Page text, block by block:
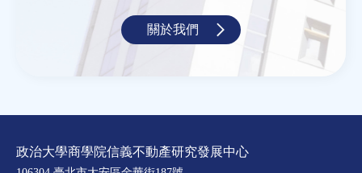
關於我們
政治大學商學院信義不動產研究發展中心